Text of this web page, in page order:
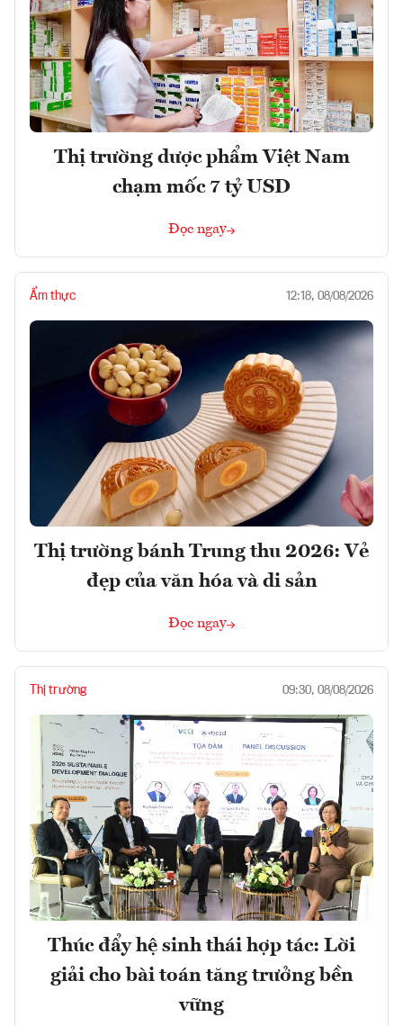
Thị trường dược phẩm Việt Nam
chạm mốc 7 tỷ USD
Đọc ngay
Ẩm thực 12:18, 08/08/2026
Thị trường bánh Trung thu 2026: Vẻ
đẹp của văn hóa và di sản
Đọc ngay
Thị trường 09:30, 08/08/2026
Thúc đẩy hệ sinh thái hợp tác: Lời
giải cho bài toán tăng trưởng bền
vững